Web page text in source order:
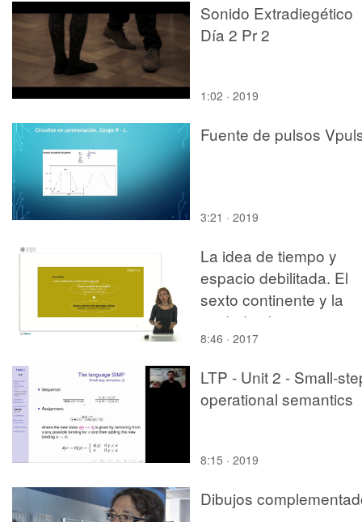
Sonido Extradiegético
Día 2 Pr 2
1:02 · 2019
Fuente de pulsos
3:21 · 2019
La idea de tiempo y
espacio debilitada. El
sexto continente y la
ciudad sobreexpuesta
Paul Virilio
8:46 · 2017
LTP - Unit 2 - Small-
operational semantics
8:15 · 2019
Dibujos